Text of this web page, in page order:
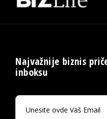
Najvažnije biznis
inboksu